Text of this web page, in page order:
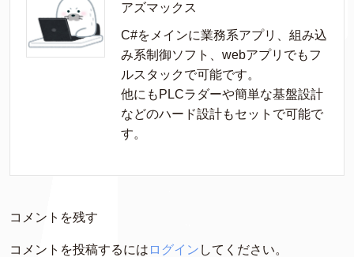
アズマックス
C#をメインに業務系アプリ、組み込
み系制御ソフト、webアプリでもフ
ルスタックで可能です。
他にもPLCラダーや簡単な基盤設計
などのハード設計もセットで可能で
す。
コメントを残す
コメントを投稿するには ログイン してください。